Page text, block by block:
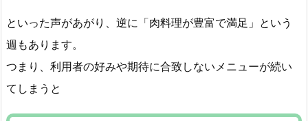
といった声があがり、逆に「肉料理が豊富で満足」という
週もあります。
つまり、利用者の好みや期待に合致しないメニューが続い
てしまうと